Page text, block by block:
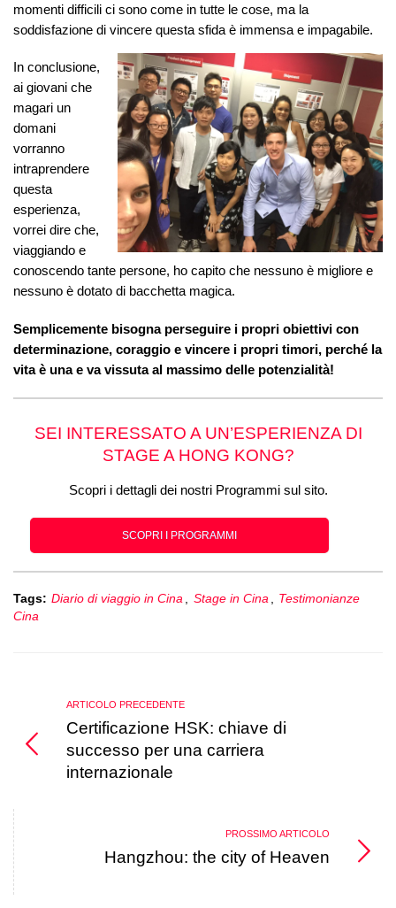
momenti difficili ci sono come in tutte le cose, ma la
soddisfazione di vincere questa sfida è immensa e impagabile.
In conclusione,
ai giovani che
magari un
domani
vorranno
intraprendere
questa
esperienza,
vorrei dire che,
viaggiando e
conoscendo tante persone, ho capito che nessuno è migliore e
nessuno è dotato di bacchetta magica.
Semplicemente bisogna perseguire i propri obiettivi con
determinazione, coraggio e vincere i propri timori, perché la
vita è una e va vissuta al massimo delle potenzialità!
SEI INTERESSATO A UN’ESPERIENZA DI
STAGE A HONG KONG?
Scopri i dettagli dei nostri Programmi sul sito.
SCOPRI I PROGRAMMI
Tags: Diario di viaggio in Cina Stage in Cina
Testimonianze
Cina
ARTICOLO PRECEDENTE
Certificazione HSK: chiave di
successo per una carriera
internazionale
PROSSIMO ARTICOLO
Hangzhou: the city of Heaven